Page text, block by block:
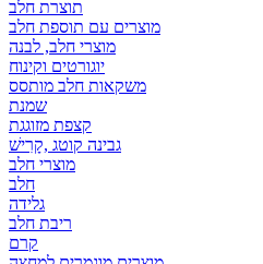
תוצרת חלב
מוצרים עם תוספת חלב
מוצרי חלב, לבנה
יוגורטים וקינוח
משקאות חלב מותסס
שמנת
קצפת מזוגגת
גבינה קוטג ,קָרִישׁ
מוצרי חלב
חלב
גלידה
ריבת חלב
קרם